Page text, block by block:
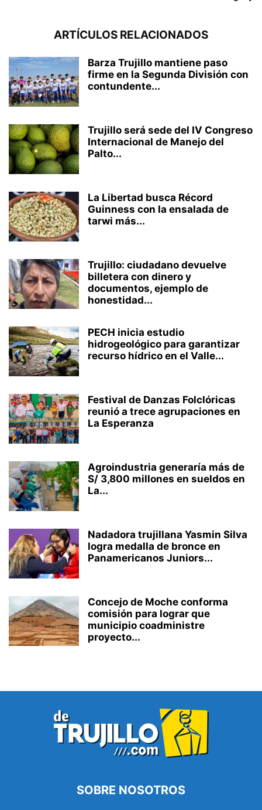
ARTÍCULOS RELACIONADOS
Barza Trujillo mantiene paso
firme en la Segunda División con
contundente...
Trujillo será sede del IV Congreso
Internacional de Manejo del
Palto...
La Libertad busca Récord
Guinness con la ensalada de
tarwi más...
Trujillo: ciudadano devuelve
billetera con dinero y
documentos, ejemplo de
honestidad...
PECH inicia estudio
hidrogeológico para garantizar
recurso hídrico en el Valle...
Festival de Danzas Folclóricas
reunió a trece agrupaciones en
La Esperanza
Agroindustria generaría más de
S/ 3,800 millones en sueldos en
La...
Nadadora trujillana Yasmin Silva
logra medalla de bronce en
Panamericanos Juniors...
Concejo de Moche conforma
comisión para lograr que
municipio coadministre
proyecto...
SOBRE NOSOTROS